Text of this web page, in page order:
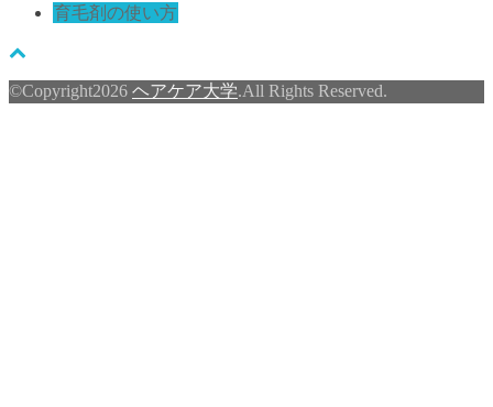
育毛剤の使い方
©Copyright2026 ヘアケア大学.All Rights Reserved.